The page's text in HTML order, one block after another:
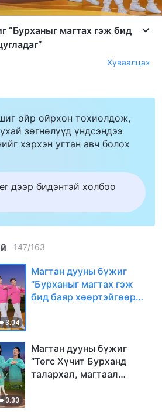
“Бурханыг магтах гэж бид
Хуваалцах
ойр ойрхон тохиолдож,
зөгнөлүүд үндсэндээ
хэрхэн угтан авч болох
дээр бидэнтэй холбоо
147/163
3:04
Магтан дууны бүжиг
“Бурханыг магтах гэж
бид баяр хөөртэйгөөр
3:33
Магтан дууны бүжиг
“Төгс Хүчит Бурханд
талархал, магтаал